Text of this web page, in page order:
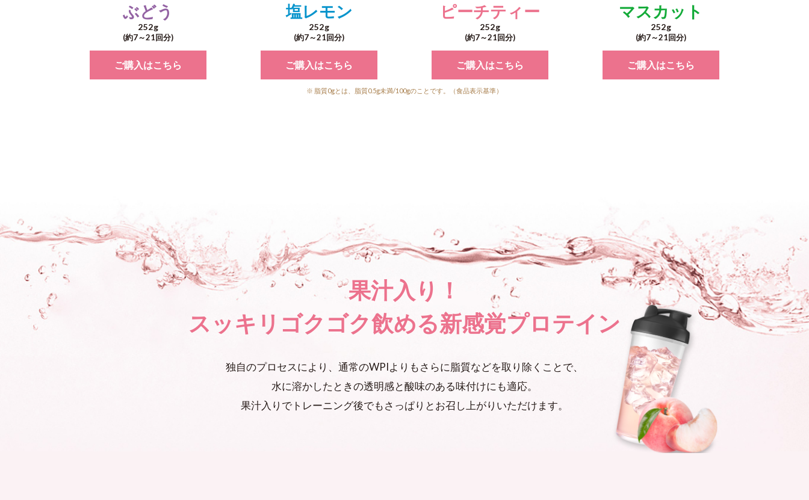
ぶどう
252g
(約7～21回分)
ご購入はこちら
塩レモン
252g
(約7～21回分)
ご購入はこちら
ピーチティー
252g
(約7～21回分)
ご購入はこちら
マスカット
252g
(約7～21回分)
ご購入はこちら
※ 脂質0gとは、脂質0.5g未満/100gのことです。（食品表示基準）
果汁入り！
スッキリゴクゴク飲める新感覚プロテイン
独自のプロセスにより、 通常のWPIよりもさらに脂質などを取り除くことで、
水に溶かしたときの透明感と酸味のある味付けにも適応。
果汁入りでトレーニング後でもさっぱりとお召し上がりいただけます。